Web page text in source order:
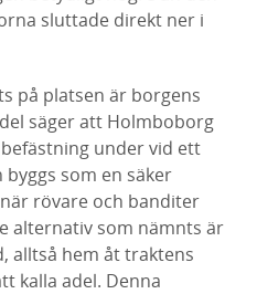
sluttade direkt ner i
på platsen är borgens
säger att Holmboborg
under vid ett
som en säker
rövare och banditer
alternativ som nämnts är
alltså hem åt traktens
kalla adel. Denna